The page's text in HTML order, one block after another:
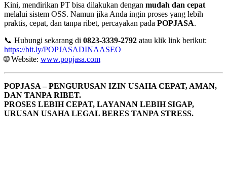
Kini, mendirikan PT bisa dilakukan dengan mudah dan cepat
melalui sistem OSS. Namun jika Anda ingin proses yang lebih
praktis, cepat, dan tanpa ribet, percayakan pada POPJASA.
📞 Hubungi sekarang di 0823-3339-2792 atau klik link berikut:
https://bit.ly/POPJASADINAASEO
🌐 Website: www.popjasa.com
POPJASA – PENGURUSAN IZIN USAHA CEPAT, AMAN,
DAN TANPA RIBET.
PROSES LEBIH CEPAT, LAYANAN LEBIH SIGAP,
URUSAN USAHA LEGAL BERES TANPA STRESS.